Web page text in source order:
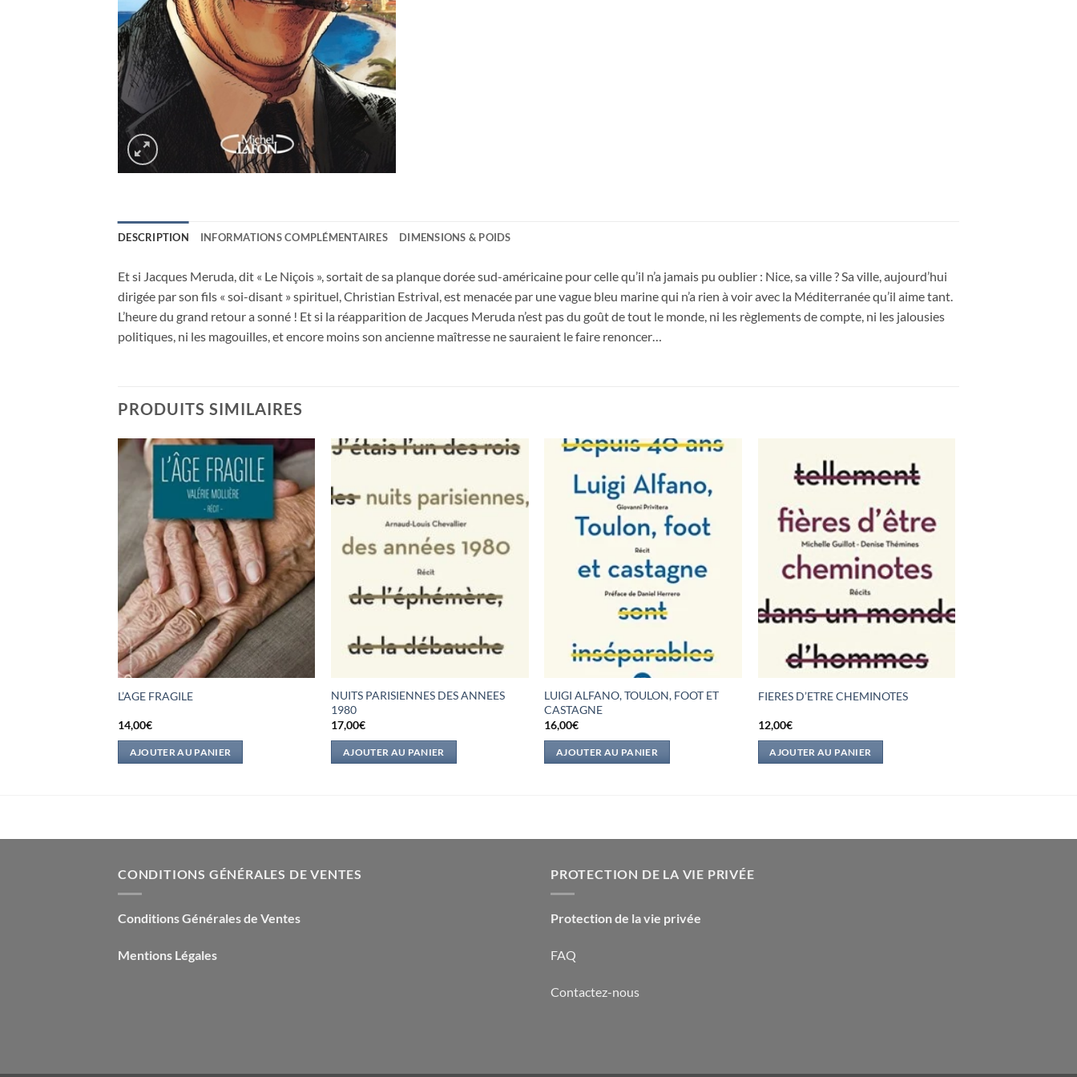
DESCRIPTION INFORMATIONS COMPLÉMENTAIRES DIMENSIONS & POIDS
Et si Jacques Meruda, dit « Le Niçois », sortait de sa planque dorée sud-américaine pour celle qu’il n’a jamais pu oublier : Nice, sa ville ? Sa ville, aujourd’hui
dirigée par son fils « soi-disant » spirituel, Christian Estrival, est menacée par une vague bleu marine qui n’a rien à voir avec la Méditerranée qu’il aime tant.
L’heure du grand retour a sonné ! Et si la réapparition de Jacques Meruda n’est pas du goût de tout le monde, ni les règlements de compte, ni les jalousies
politiques, ni les magouilles, et encore moins son ancienne maîtresse ne sauraient le faire renoncer…
PRODUITS SIMILAIRES
L’AGE FRAGILE
14,00€
AJOUTER AU PANIER
NUITS PARISIENNES DES ANNEES
1980
17,00€
AJOUTER AU PANIER
LUIGI ALFANO, TOULON, FOOT ET
CASTAGNE
16,00€
AJOUTER AU PANIER
FIERES D’ETRE CHEMINOTES
12,00€
AJOUTER AU PANIER
CONDITIONS GÉNÉRALES DE VENTES
Conditions Générales de Ventes
Mentions Légales
PROTECTION DE LA VIE PRIVÉE
Protection de la vie privée
FAQ
Contactez-nous